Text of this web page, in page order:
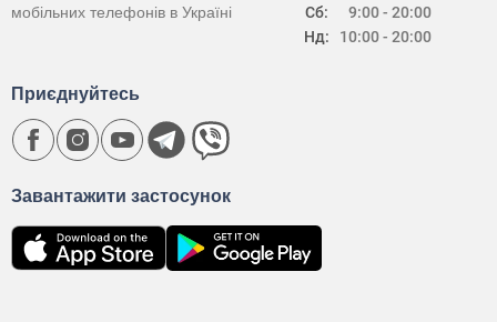
Сб:
Нд:
9:00 - 20:00
10:00 - 20:00
мобільних телефонів в Україні
Завантажити застосунок
Приєднуйтесь